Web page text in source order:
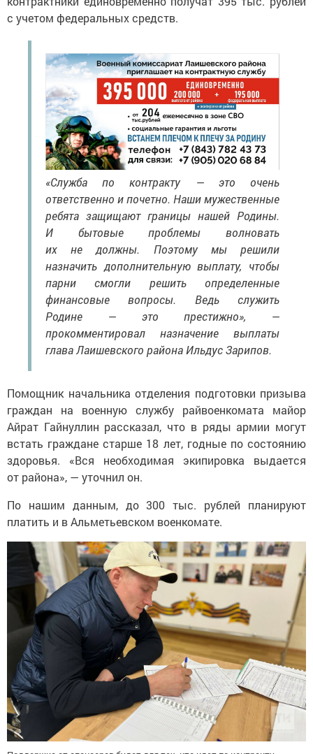
с учетом федеральных средств.
«Служба по контракту — это очень
ответственно и почетно. Наши мужественные
ребята защищают границы нашей Родины.
И бытовые проблемы волновать
их не должны. Поэтому мы решили
назначить дополнительную выплату, чтобы
парни смогли решить определенные
финансовые вопросы. Ведь служить
Родине — это престижно», —
прокомментировал назначение выплаты
глава Лаишевского района Ильдус Зарипов.
граждан на военную службу райвоенкомата майор
Айрат Гайнуллин рассказал, что в ряды армии могут
встать граждане старше 18 лет, годные по состоянию
здоровья. «Вся необходимая экипировка выдается
от района», — уточнил он.
платить и в Альметьевском военкомате.
Поддержка от спонсоров будет для тех, кто идет по контракту